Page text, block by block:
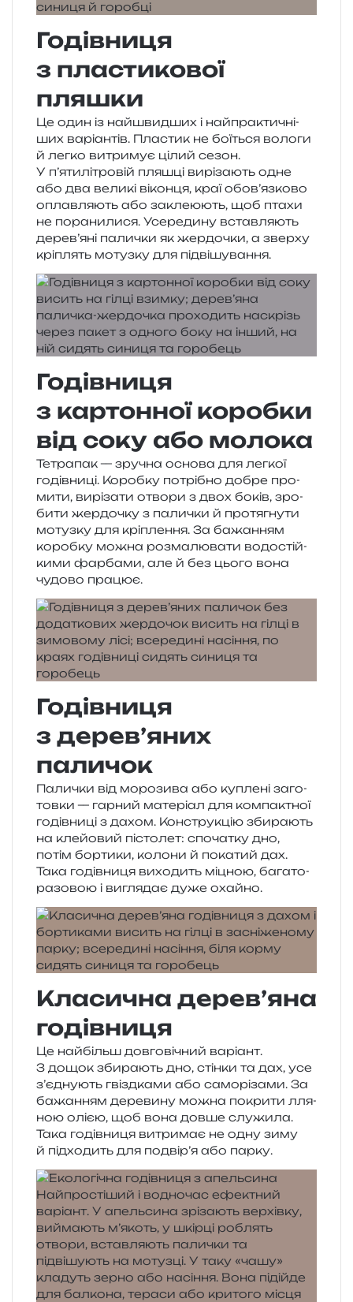
Годівниця
з пластикової
пляшки
Це один із най­швид­ших і най­пра­кти­чні­
ших варі­ан­тів. Пластик не бої­ться воло­ги
й легко витри­мує цілий сезон.
У п’ятилітровій пля­шці вирі­за­ють одне
або два вели­кі вікон­ця, краї обов’язково
оплав­ля­ють або закле­ю­ють, щоб птахи
не пора­ни­ли­ся. Усередину встав­ля­ють
дерев’яні пали­чки як жер­до­чки, а звер­ху
крі­плять мотуз­ку для підвішування.
Годівниця
з картонної коробки
від соку або молока
Тетрапак — зру­чна осно­ва для лег­кої
годів­ни­ці. Коробку потрі­бно добре про­
ми­ти, вирі­за­ти отво­ри з двох боків, зро­
би­ти жер­до­чку з пали­чки й про­тя­гну­ти
мотуз­ку для крі­пле­н­ня. За бажа­н­ням
короб­ку можна роз­ма­лю­ва­ти водо­стій­
ки­ми фар­ба­ми, але й без цього вона
чудо­во працює.
Годівниця
з дерев’яних
паличок
Палички від моро­зи­ва або купле­ні заго­
тов­ки — гар­ний мате­рі­ал для ком­па­ктної
годів­ни­ці з дахом. Конструкцію зби­ра­ють
на кле­йо­вий пісто­лет: спо­ча­тку дно,
потім бор­ти­ки, коло­ни й пока­тий дах.
Така годів­ни­ця вихо­дить міцною, бага­то­
ра­зо­вою і вигля­дає дуже охайно.
Класична дерев’яна
годівниця
Це най­більш дов­го­ві­чний варі­ант.
З дощок зби­ра­ють дно, стін­ки та дах, усе
з’єднують гві­зд­ка­ми або само­рі­за­ми. За
бажа­н­ням дере­ви­ну можна покри­ти лля­
ною олією, щоб вона довше слу­жи­ла.
Така годів­ни­ця витри­має не одну зиму
й під­хо­дить для подвір’я або парку.